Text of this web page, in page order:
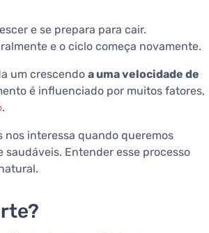
e se prepara para cair.
e o ciclo começa novamente.
um crescendo a uma velocidade de
é influenciado por muitos fatores,
.
nos interessa quando queremos
Entender esse processo